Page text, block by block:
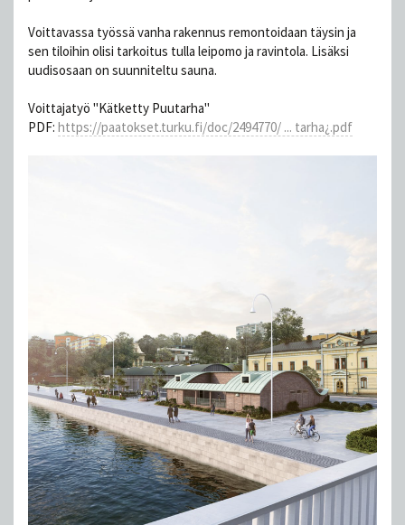
Voittavassa työssä vanha rakennus remontoidaan täysin ja
sen tiloihin olisi tarkoitus tulla leipomo ja ravintola. Lisäksi
uudisosaan on suunniteltu sauna.
Voittajatyö "Kätketty Puutarha"
PDF: https://paatokset.turku.fi/doc/2494770/ ... tarha¿.pdf